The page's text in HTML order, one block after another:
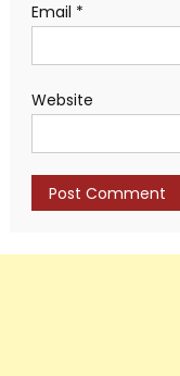
Email *
Website